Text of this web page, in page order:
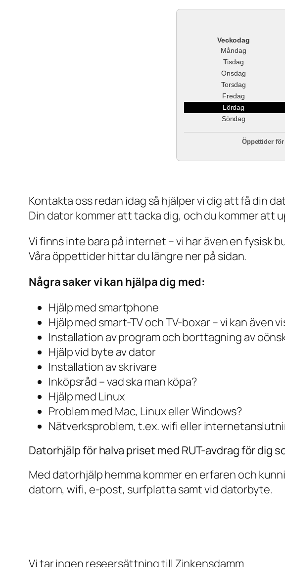
Veckodag
Måndag
Tisdag
Onsdag
Torsdag
Fredag
Lördag
Söndag
Öppettider
Kontakta oss redan idag så hjälper vi dig att få din
Din dator kommer att tacka dig, och du kommer att
Vi finns inte bara på internet – vi har även en fysisk
Våra öppettider hittar du längre ner på sidan.
Några saker vi kan hjälpa dig med:
Hjälp med smartphone
Hjälp med smart-TV och TV-boxar – vi kan även
Installation av program och borttagning av
Hjälp vid byte av dator
Installation av skrivare
Inköpsråd – vad ska man köpa?
Hjälp med Linux
Problem med Mac, Linux eller Windows?
Nätverksproblem, t.ex. wifi eller
Datorhjälp för halva priset med RUT-avdrag för dig
Med datorhjälp hemma kommer en erfaren och
datorn, wifi, e-post, surfplatta samt vid datorbyte.
Vi tar ingen reseersättning till Zinkensdamm